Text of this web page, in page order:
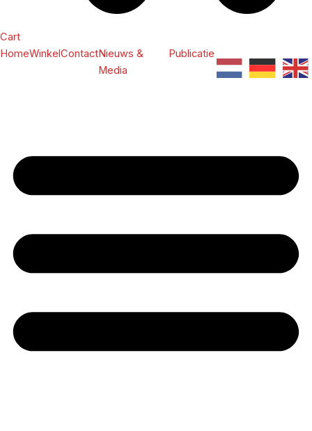
Cart
HomeWinkelContactNieuws &
Media
Publicatie